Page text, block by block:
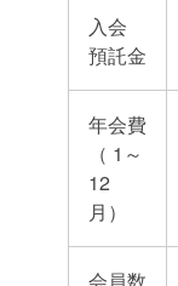
入会
預託金
年会費
（ 1～
12
月）